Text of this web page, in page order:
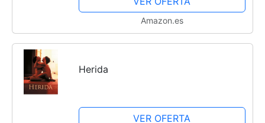
Amazon.es
Herida
VER OFERTA